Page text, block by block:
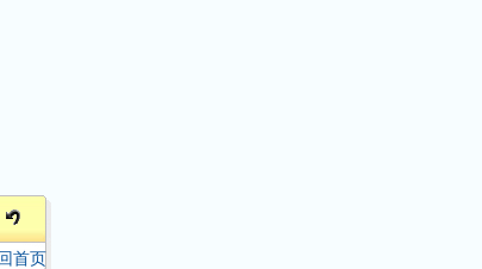
首页